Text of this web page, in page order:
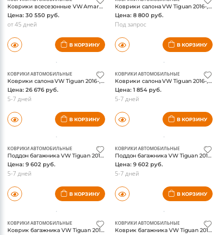
Коврики всесезонные VW Amarok 2010-, черные, WeatherTech
Цена: 30 550 руб.
от 45 дней
В КОРЗИНУ
Коврики салона VW Tiguan 2016-, текстиль, черные, оригинал
Цена: 8 800 руб.
Под запрос
В КОРЗИНУ
КОВРИКИ АВТОМОБИЛЬНЫЕ
Коврики салона VW Tiguan 2016-, велюр, черные, оригинал
Цена: 26 676 руб.
5-7 дней
В КОРЗИНУ
КОВРИКИ АВТОМОБИЛЬНЫЕ
Коврики салона VW Tiguan 2016-, резина, черные, оригинал
Цена: 1 854 руб.
5-7 дней
В КОРЗИНУ
КОВРИКИ АВТОМОБИЛЬНЫЕ
Поддон багажника VW Tiguan 2016-, базовый пол багажника, оригинал
Цена: 9 602 руб.
5-7 дней
В КОРЗИНУ
КОВРИКИ АВТОМОБИЛЬНЫЕ
Поддон багажника VW Tiguan 2016-, разные варианты пола багажника, оригинал
Цена: 9 602 руб.
5-7 дней
В КОРЗИНУ
КОВРИКИ АВТОМОБИЛЬНЫЕ
Коврик багажника VW Tiguan 2016-, базовый пол багажника, высокий борт, оригинал
КОВРИКИ АВТОМОБИЛЬНЫЕ
Коврик багажника VW Tiguan 2016-, измененный пол багажника, высокий борт, оригинал